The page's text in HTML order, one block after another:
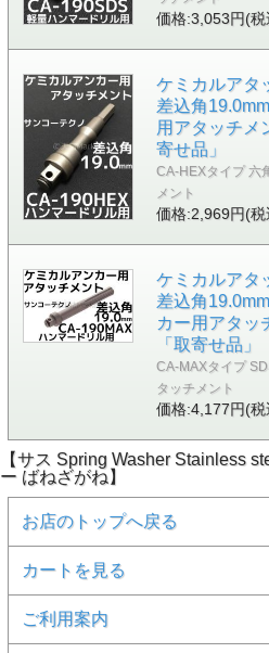
価格:3,053円(税
ケミカルアタ
差込角
用アタッチメ
寄せ品」
CA-HEXタイプ 六
メント
価格:2,969円(税
ケミカルアタ
差込角
カー用アタッ
「取寄せ品」
CA-MAXタイプ
タッチメント
価格:4,177円(税
【サス Spring Washer Stainless
ー ばねざがね】
お店のトップへ戻る
カートを見る
ご利用案内